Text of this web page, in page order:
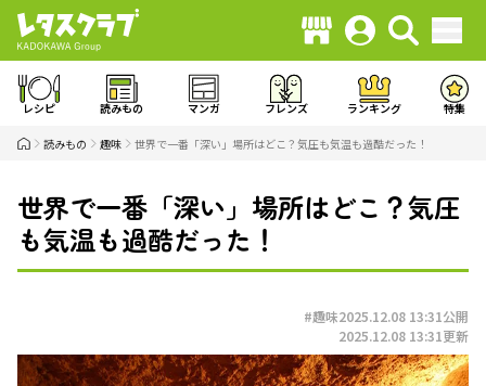
レシピ 読みもの マンガ フレンズ ランキング 特集
読みもの 趣味 世界で一番「深い」場所はどこ？気圧も気温も過酷だった！
世界で一番「深い」場所はどこ？気圧
も気温も過酷だった！
#趣味2025.12.08 13:31公開
2025.12.08 13:31更新